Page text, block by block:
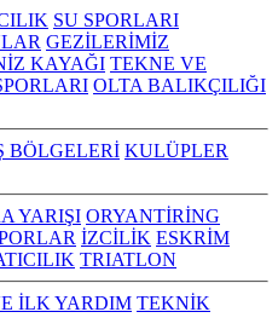
SU SPORLARI
GEZİLERİMİZ
KAYAĞI TEKNE VE
OLTA BALIKÇILIĞI
BÖLGELERİ KULÜPLER
YARIŞI ORYANTİRİNG
İZCİLİK ESKRİM
TRIATLON
İLK YARDIM TEKNİK